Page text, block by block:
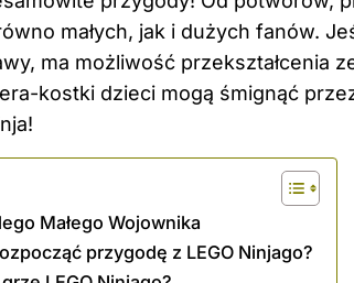
małych, jak i dużych fanów.
ma możliwość przekształcenia
kostki dzieci mogą śmignąć
Małego Wojownika
przygodę z LEGO Ninjago?